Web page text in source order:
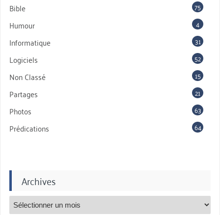
Bible 75
Humour 4
Informatique 31
Logiciels 52
Non Classé 15
Partages 21
Photos 63
Prédications 64
Archives